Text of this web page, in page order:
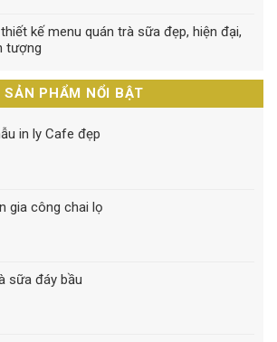
kế menu quán trà sữa đẹp, hiện đại,
tượng
SẢN PHẨM NỔI BẬT
in ly Cafe đẹp
gia công chai lọ
sữa đáy bầu